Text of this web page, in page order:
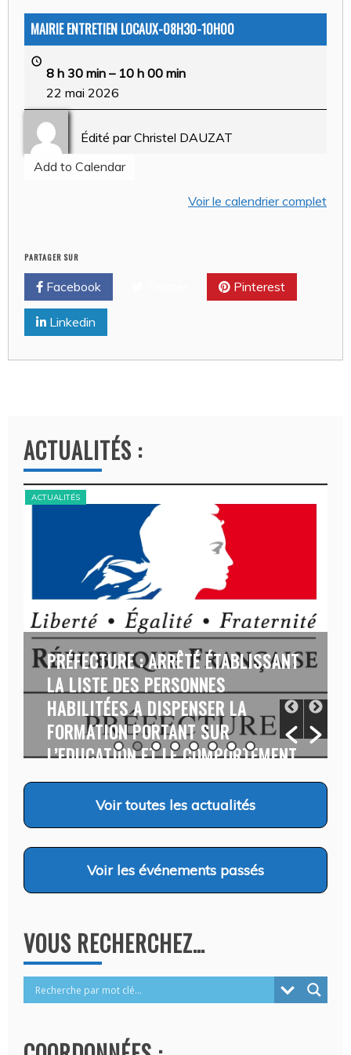
MAIRIE ENTRETIEN LOCAUX-08H30-10H00
8 h 30 min – 10 h 00 min
22 mai 2026
Édité par Christel DAUZAT
Add to Calendar
Voir le calendrier complet
PARTAGER SUR
Facebook Pinterest
Linkedin
ACTUALITÉS :
ÉTABLISSANT
LA
FÊTE DE LA SAINT STAPIN
REMERCIEMENTS DE
MAIRE…
Auteur Aïni ABDOU/ 6 août 2026
Voirtoutes les actualités
Voir les événements passés
VOUS RECHERCHEZ…